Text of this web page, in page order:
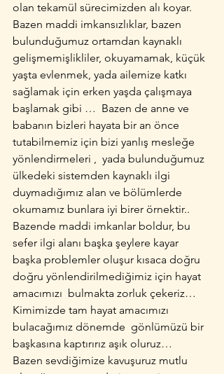
olan tekamül sürecimizden alı koyar.
Bazen maddi imkansızlıklar, bazen
bulunduğumuz ortamdan kaynaklı
gelişmemişlikliler, okuyamamak, küçük
yaşta evlenmek, yada ailemize katkı
sağlamak için erken yaşda çalışmaya
başlamak gibi …  Bazen de anne ve
babanın bizleri hayata bir an önce
tutabilmemiz için bizi yanlış mesleğe
yönlendirmeleri ,  yada bulunduğumuz
ülkedeki sistemden kaynaklı ilgi
duymadığımız alan ve bölümlerde
okumamız bunlara iyi birer örnektir..
Bazende maddi imkanlar boldur, bu
sefer ilgi alanı başka şeylere kayar
başka problemler oluşur kısaca doğru
doğru yönlendirilmediğimiz için hayat
amacımızı  bulmakta zorluk çekeriz…
Kimimizde tam hayat amacımızı
bulacağımız dönemde  gönlümüzü bir
başkasına kaptırırız aşık oluruz…
Bazen sevdiğimize kavuşuruz mutlu